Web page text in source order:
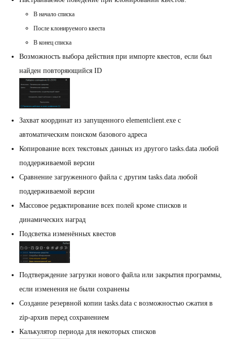
В начало списка
После клонируемого квеста
В конец списка
Возможность выбора действия при импорте квестов, если был
найден повторяющийся ID
Захват координат из запущенного elementclient.exe с
автоматическим поиском базового адреса
Копирование всех текстовых данных из другого tasks.data любой
поддерживаемой версии
Сравнение загруженного файла с другим tasks.data любой
поддерживаемой версии
Массовое редактирование всех полей кроме списков и
динамических наград
Подсветка изменённых квестов
Подтверждение загрузки нового файла или закрытия программы,
если изменения не были сохранены
Создание резервной копии tasks.data с возможностью сжатия в
zip-архив перед сохранением
Калькулятор периода для некоторых списков